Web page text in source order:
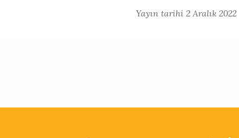
Yayın tarihi2 Aralık 2022